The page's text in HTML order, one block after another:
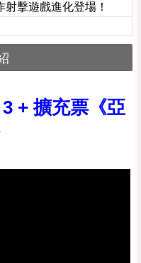
擊遊戲進化登場！
+ 擴充票《亞